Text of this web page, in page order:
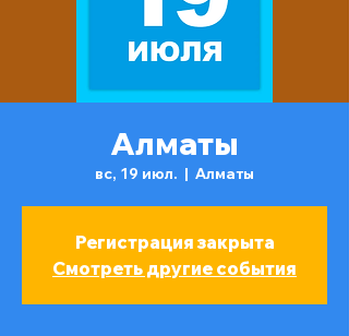
Алматы
вс, 19 июл.
  |
Алматы
Регистрация закрыта
Смотреть другие события